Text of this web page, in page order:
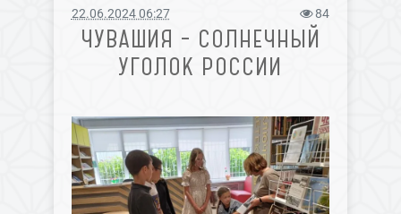
22.06.2024 06:27 84
ЧУВАШИЯ – СОЛНЕЧНЫЙ
УГОЛОК РОССИИ